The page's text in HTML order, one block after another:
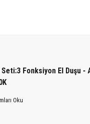
Fonksiyon El Duşu -
Oku